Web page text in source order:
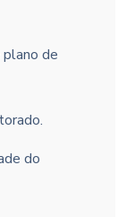
plano de
do